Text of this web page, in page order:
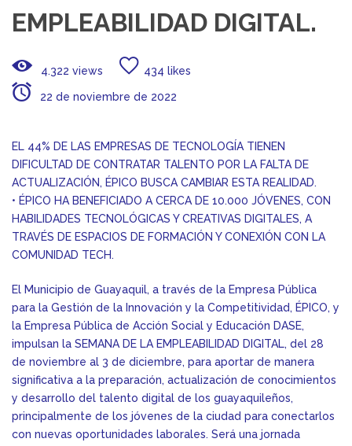
EMPLEABILIDAD DIGITAL.
4.322 views 434 likes
22 de noviembre de 2022
EL 44% DE LAS EMPRESAS DE TECNOLOGÍA TIENEN
DIFICULTAD DE CONTRATAR TALENTO POR LA FALTA DE
ACTUALIZACIÓN, ÉPICO BUSCA CAMBIAR ESTA REALIDAD.
• ÉPICO HA BENEFICIADO A CERCA DE 10.000 JÓVENES, CON
HABILIDADES TECNOLÓGICAS Y CREATIVAS DIGITALES, A
TRAVÉS DE ESPACIOS DE FORMACIÓN Y CONEXIÓN CON LA
COMUNIDAD TECH.
El Municipio de Guayaquil, a través de la Empresa Pública
para la Gestión de la Innovación y la Competitividad, ÉPICO, y
la Empresa Pública de Acción Social y Educación DASE,
impulsan la SEMANA DE LA EMPLEABILIDAD DIGITAL, del 28
de noviembre al 3 de diciembre, para aportar de manera
significativa a la preparación, actualización de conocimientos
y desarrollo del talento digital de los guayaquileños,
principalmente de los jóvenes de la ciudad para conectarlos
con nuevas oportunidades laborales. Será una jornada